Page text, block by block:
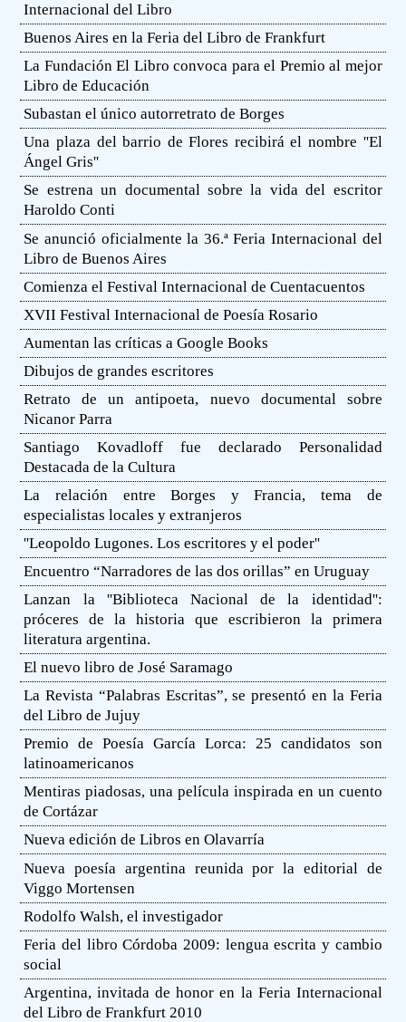
Internacional del Libro
Buenos Aires en la Feria del Libro de Frankfurt
La Fundación El Libro convoca para el Premio al mejor
Libro de Educación
Subastan el único autorretrato de Borges
Una plaza del barrio de Flores recibirá el nombre ''El
Ángel Gris''
Se estrena un documental sobre la vida del escritor
Haroldo Conti
Se anunció oficialmente la 36.ª Feria Internacional del
Libro de Buenos Aires
Comienza el Festival Internacional de Cuentacuentos
XVII Festival Internacional de Poesía Rosario
Aumentan las críticas a Google Books
Dibujos de grandes escritores
Retrato de un antipoeta, nuevo documental sobre
Nicanor Parra
Santiago Kovadloff fue declarado Personalidad
Destacada de la Cultura
La relación entre Borges y Francia, tema de
especialistas locales y extranjeros
''Leopoldo Lugones. Los escritores y el poder''
Encuentro “Narradores de las dos orillas” en Uruguay
Lanzan la ''Biblioteca Nacional de la identidad'':
próceres de la historia que escribieron la primera
literatura argentina.
El nuevo libro de José Saramago
La Revista “Palabras Escritas”, se presentó en la Feria
del Libro de Jujuy
Premio de Poesía García Lorca: 25 candidatos son
latinoamericanos
Mentiras piadosas, una película inspirada en un cuento
de Cortázar
Nueva edición de Libros en Olavarría
Nueva poesía argentina reunida por la editorial de
Viggo Mortensen
Rodolfo Walsh, el investigador
Feria del libro Córdoba 2009: lengua escrita y cambio
social
Argentina, invitada de honor en la Feria Internacional
del Libro de Frankfurt 2010